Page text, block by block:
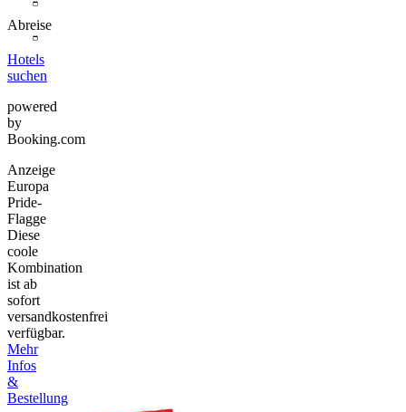
Abreise
Hotels
suchen
powered
by
Booking.com
Anzeige
Europa
Pride-
Flagge
Diese
coole
Kombination
ist ab
sofort
versandkostenfrei
verfügbar.
Mehr
Infos
&
Bestellung